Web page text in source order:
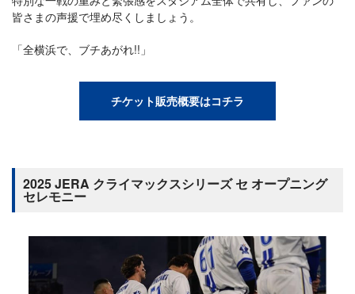
皆さまの声援で埋め尽くしましょう。
「全横浜で、ブチあがれ!!」
チケット販売概要はコチラ
2025 JERA クライマックスシリーズ セ オープニング
セレモニー